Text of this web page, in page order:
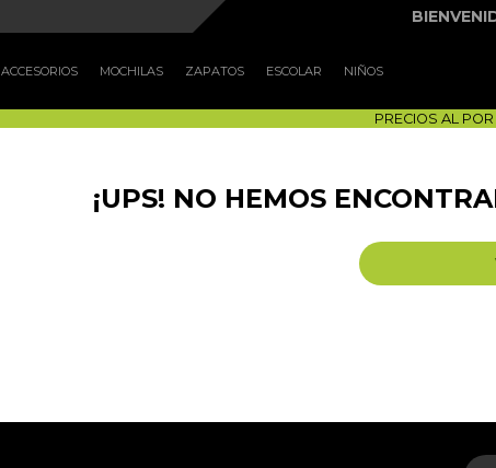
ACCESORIOS MOCHILAS ZAPATOS ESCOLAR NIÑOS
PRECIOS AL
¡UPS! NO HEMOS